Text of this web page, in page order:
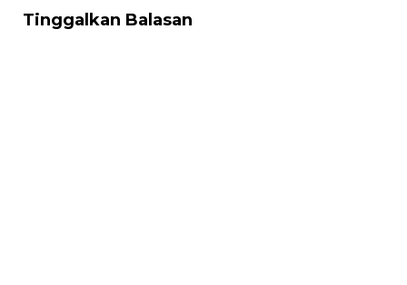
Tinggalkan Balasan